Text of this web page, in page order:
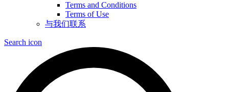
Terms and Conditions
Terms of Use
与我们联系
Search icon